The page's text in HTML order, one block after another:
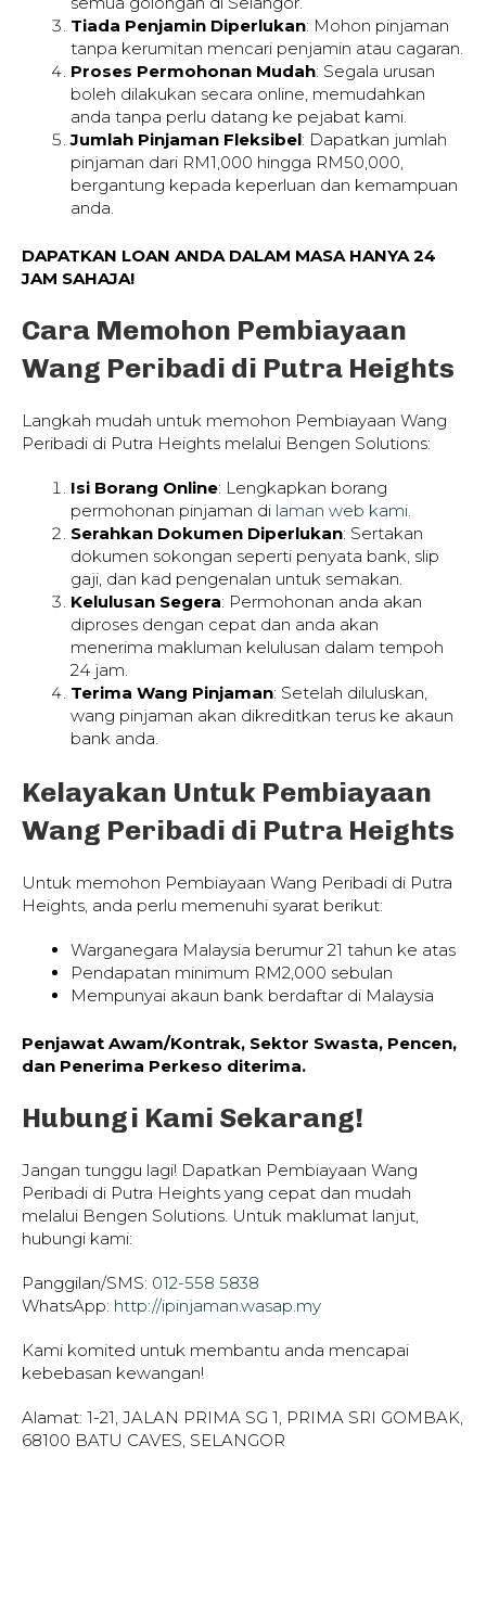
Tiada Penjamin Diperlukan: Mohon pinjaman
tanpa kerumitan mencari penjamin atau cagaran.
Proses Permohonan Mudah: Segala urusan
boleh dilakukan secara online, memudahkan
anda tanpa perlu datang ke pejabat kami.
Jumlah Pinjaman Fleksibel: Dapatkan jumlah
pinjaman dari RM1,000 hingga RM50,000,
bergantung kepada keperluan dan kemampuan
anda.
DAPATKAN LOAN ANDA DALAM MASA HANYA 24
JAM SAHAJA!
Cara Memohon Pembiayaan
Wang Peribadi di Putra Heights
Langkah mudah untuk memohon Pembiayaan Wang
Peribadi di Putra Heights melalui Bengen Solutions:
Isi Borang Online: Lengkapkan borang
permohonan pinjaman di laman web kami
Serahkan Dokumen Diperlukan: Sertakan
dokumen sokongan seperti penyata bank, slip
gaji, dan kad pengenalan untuk semakan.
Kelulusan Segera: Permohonan anda akan
diproses dengan cepat dan anda akan
menerima makluman kelulusan dalam tempoh
24 jam.
Terima Wang Pinjaman: Setelah diluluskan,
wang pinjaman akan dikreditkan terus ke akaun
bank anda.
Kelayakan Untuk Pembiayaan
Wang Peribadi di Putra Heights
Untuk memohon Pembiayaan Wang Peribadi di Putra
Heights, anda perlu memenuhi syarat berikut:
Warganegara Malaysia berumur 21 tahun ke atas
Pendapatan minimum RM2,000 sebulan
Mempunyai akaun bank berdaftar di Malaysia
Penjawat Awam/Kontrak, Sektor Swasta, Pencen,
dan Penerima Perkeso diterima.
Hubungi Kami Sekarang!
Jangan tunggu lagi! Dapatkan Pembiayaan Wang
Peribadi di Putra Heights yang cepat dan mudah
melalui Bengen Solutions. Untuk maklumat lanjut,
hubungi kami:
Panggilan/SMS: 012-558 5838
WhatsApp: http://ipinjaman.wasap.my
Kami komited untuk membantu anda mencapai
kebebasan kewangan!
Alamat: 1-21, JALAN PRIMA SG 1, PRIMA SRI GOMBAK,
68100 BATU CAVES, SELANGOR